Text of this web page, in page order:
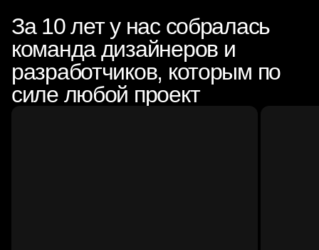
За 10 лет у нас собралась
команда дизайнеров и
разработчиков, которым по
силе любой проект